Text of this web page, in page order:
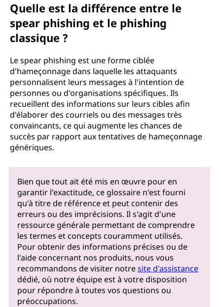
Quelle est la différence entre le
spear phishing et le phishing
classique ?
Le spear phishing est une forme ciblée
d'hameçonnage dans laquelle les attaquants
personnalisent leurs messages à l'intention de
personnes ou d'organisations spécifiques. Ils
recueillent des informations sur leurs cibles afin
d'élaborer des courriels ou des messages très
convaincants, ce qui augmente les chances de
succès par rapport aux tentatives de hameçonnage
génériques.
Bien que tout ait été mis en œuvre pour en
garantir l'exactitude, ce glossaire n'est fourni
qu'à titre de référence et peut contenir des
erreurs ou des imprécisions. Il s'agit d'une
ressource générale permettant de comprendre
les termes et concepts couramment utilisés.
Pour obtenir des informations précises ou de
l'aide concernant nos produits, nous vous
recommandons de visiter notresite d'assistance
dédié, où notre équipe est à votre disposition
pour répondre à toutes vos questions ou
préoccupations.